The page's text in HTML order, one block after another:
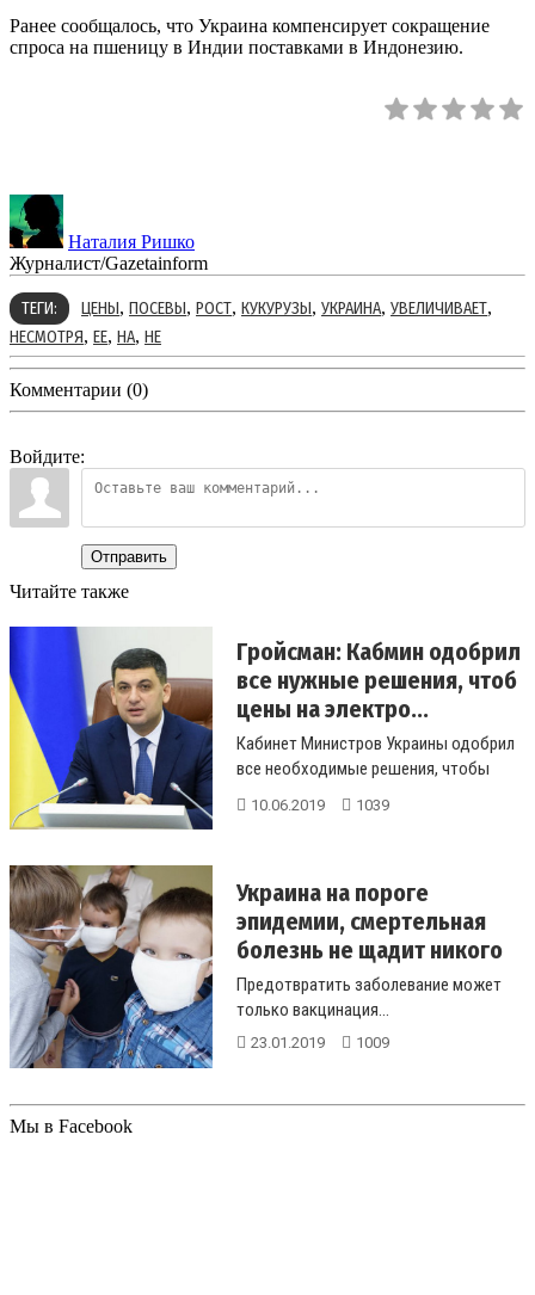
Ранее сообщалось, что Украина компенсирует сокращение
спроса на пшеницу в Индии поставками в Индонезию.
Наталия Ришко
Журналист/Gazetainform
ТЕГИ: ЦЕНЫ, ПОСЕВЫ, РОСТ, КУКУРУЗЫ, УКРАИНА, УВЕЛИЧИВАЕТ,
НЕСМОТРЯ, ЕЕ, НА, НЕ
Комментарии (0)
Войдите:
Отправить
Читайте также
Гройсман: Кабмин одобрил
все нужные решения, чтоб
цены на электро...
Кабинет Министров Украины одобрил
все необходимые решения, чтобы
предотвратить рост цен на
10.06.2019 1039
Украина на пороге
эпидемии, смертельная
болезнь не щадит никого
Предотвратить заболевание может
только вакцинация...
23.01.2019 1009
Мы в Facebook